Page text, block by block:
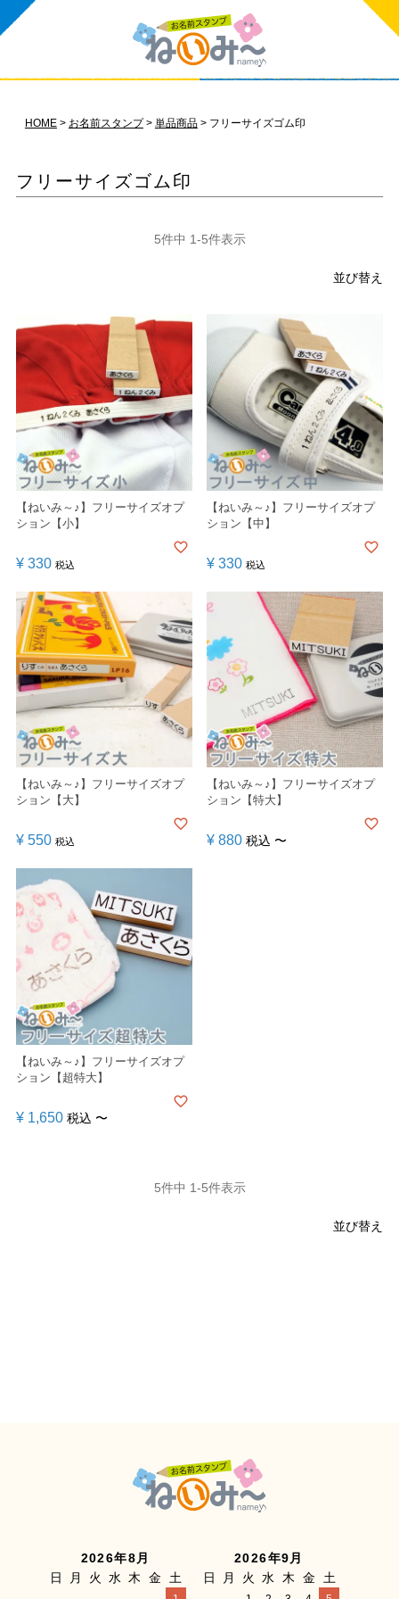
HOME お名前スタンプ 単品商品 フリーサイズゴム印
フリーサイズゴム印
並び替え
5件中 1-5件表示
【ねいみ～♪】フリーサイズオプ
ション【小】
¥ 330 税込
【ねいみ～♪】フリーサイズオプ
ション【中】
¥ 330 税込
【ねいみ～♪】フリーサイズオプ
ション【大】
¥ 550 税込
【ねいみ～♪】フリーサイズオプ
ション【特大】
¥ 880 税込 〜
【ねいみ～♪】フリーサイズオプ
ション【超特大】
¥ 1,650 税込 〜
並び替え
5件中 1-5件表示
2026年8月
日
月 火 水 木 金 土
2026年9月
日
月 火 水 木 金 土